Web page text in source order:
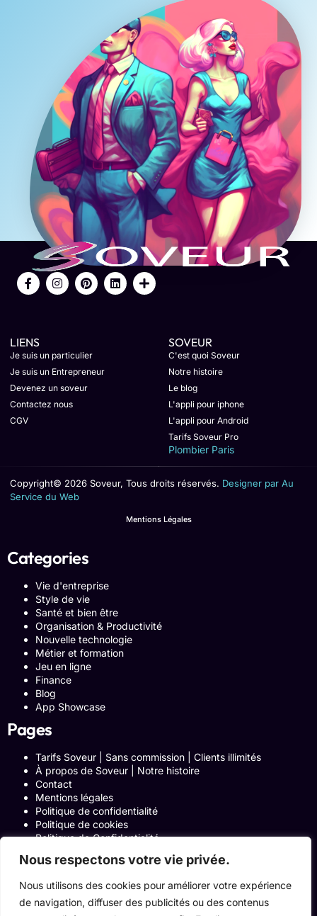
Nous respectons votre vie privée.
Nous utilisons des cookies pour améliorer votre expérience
de navigation, diffuser des publicités ou des contenus
LIENS
Je suis un particulier
Je suis un Entrepreneur
Devenez un soveur
Contactez nous
CGV
SOVEUR
C'est quoi Soveur
Notre histoire
Le blog
L'appli pour iphone
L'appli pour Android
Tarifs Soveur Pro
Plombier Paris
Copyright© 2026 Soveur, Tous droits réservés. Designer par Au
Service du Web
Mentions Légales
Categories
Vie d'entreprise
Style de vie
Santé et bien être
Organisation & Productivité
Nouvelle technologie
Métier et formation
Jeu en ligne
Finance
Blog
App Showcase
Pages
Tarifs Soveur | Sans commission | Clients illimités
À propos de Soveur | Notre histoire
Contact
Mentions légales
Politique de confidentialité
Politique de cookies
Politique de Confidentialité
Blog
Programme Affiliation
Conditions générales d’utilisation